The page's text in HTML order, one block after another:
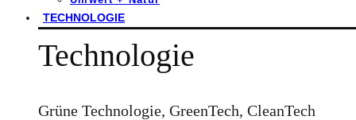
TECHNOLOGIE
Technologie
Grüne Technologie, GreenTech, CleanTech